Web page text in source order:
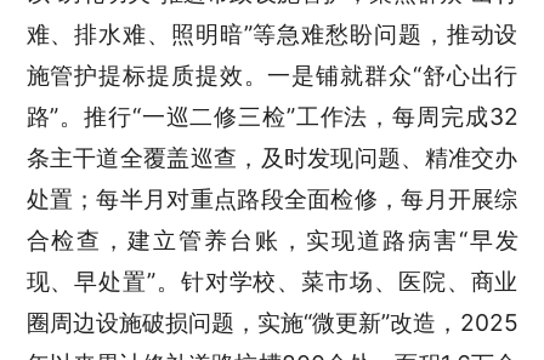
难、排水难、照明暗”等急难愁盼问题，推动设
施管护提标提质提效。一是铺就群众“舒心出行
路”。推行“一巡二修三检”工作法，每周完成32
条主干道全覆盖巡查，及时发现问题、精准交办
处置；每半月对重点路段全面检修，每月开展综
合检查，建立管养台账，实现道路病害“早发
现、早处置”。针对学校、菜市场、医院、商业
圈周边设施破损问题，实施“微更新”改造，2025